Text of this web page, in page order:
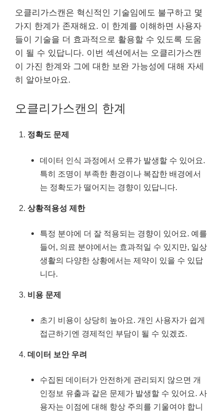
오클리가스캔은 혁신적인 기술임에도 불구하고 몇
가지 한계가 존재해요. 이 한계를 이해하면 사용자
들이 기술을 더 효과적으로 활용할 수 있도록 도움
이 될 수 있답니다. 이번 섹션에서는 오클리가스캔
이 가진 한계와 그에 대한 보완 가능성에 대해 자세
히 알아보아요.
오클리가스캔의 한계
정확도 문제
데이터 인식 과정에서 오류가 발생할 수 있어요.
특히 조명이 부족한 환경이나 복잡한 배경에서
는 정확도가 떨어지는 경향이 있답니다.
상황적용성 제한
특정 분야에 더 잘 적용되는 경향이 있어요. 예를
들어, 의료 분야에서는 효과적일 수 있지만, 일상
생활의 다양한 상황에서는 제약이 있을 수 있답
니다.
비용 문제
초기 비용이 상당히 높아요. 개인 사용자가 쉽게
접근하기엔 경제적인 부담이 될 수 있겠죠.
데이터 보안 우려
수집된 데이터가 안전하게 관리되지 않으면 개
인정보 유출과 같은 문제가 발생할 수 있어요. 사
용자는 이점에 대해 항상 주의를 기울여야 합니